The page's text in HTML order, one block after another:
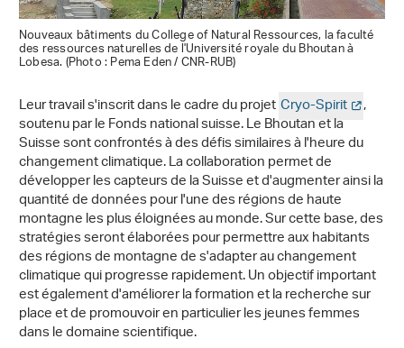
Nouveaux bâtiments du College of Natural Ressources, la faculté
des ressources naturelles de l'Université royale du Bhoutan à
Lobesa. (Photo : Pema Eden / CNR-RUB)
Leur travail s'inscrit dans le cadre du projetCryo-Spirit ,
soutenu par le Fonds national suisse. Le Bhoutan et la
Suisse sont confrontés à des défis similaires à l'heure du
changement climatique. La collaboration permet de
développer les capteurs de la Suisse et d'augmenter ainsi la
quantité de données pour l'une des régions de haute
montagne les plus éloignées au monde. Sur cette base, des
stratégies seront élaborées pour permettre aux habitants
des régions de montagne de s'adapter au changement
climatique qui progresse rapidement. Un objectif important
est également d'améliorer la formation et la recherche sur
place et de promouvoir en particulier les jeunes femmes
dans le domaine scientifique.